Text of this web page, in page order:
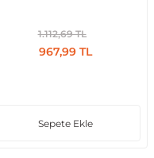
1.112,69 TL
967,99 TL
Sepete Ekle